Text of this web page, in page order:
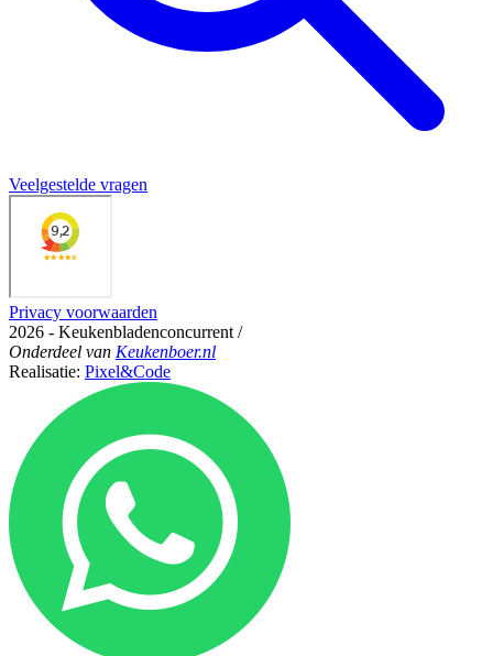
Veelgestelde vragen
Privacy voorwaarden
2026 - Keukenbladenconcurrent /
Onderdeel van Keukenboer.nl
Realisatie: Pixel&Code